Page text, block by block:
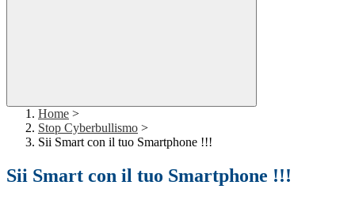
Home >
Stop Cyberbullismo >
Sii Smart con il tuo Smartphone !!!
Sii Smart con il tuo Smartphone !!!